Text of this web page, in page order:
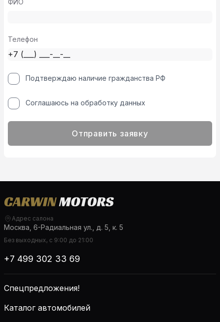
ФИО
Телефон
Подтверждаю наличие гражданства РФ
Соглашаюсь на обработку данных
Отправить заявку
Адрес салона
Москва, 6-Радиальная ул., д. 5, к. 5
Без выходных, с 9:00 до 21:00
+7 499 302 33 69
Спецпредложения!
Каталог автомобилей